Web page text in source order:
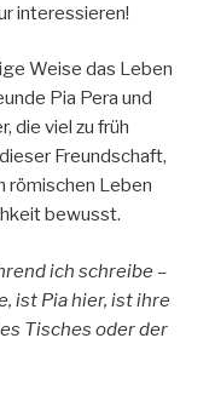
interessieren!
Weise das Leben
Pia Pera und
die viel zu früh
Freundschaft,
römischen Leben
bewusst.
ich schreibe –
ist Pia hier, ist ihre
Tisches oder der